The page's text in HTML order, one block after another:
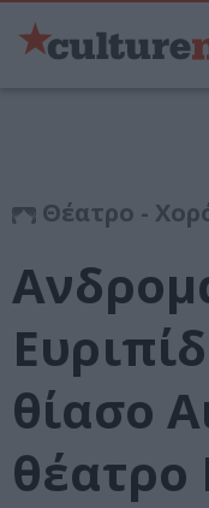
Θέατρο -
θίασο
θέατρο